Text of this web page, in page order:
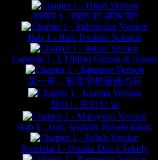
अध्याय १ - स्कूल का अंतिम दिन
Bab 1 - Hari Terakhir Sekolah
Capitolo I - L'Ultimo Giorno di Scuola
第一章 – 初等学校最後の日
챕터1- 종업식 날
Bab 1 - Hari Terakhir Persekolahan
Rozdział I - Ostatni Dzień Szkoły